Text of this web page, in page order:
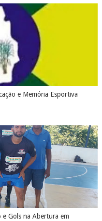
e Memória Esportiva
Gols na Abertura em